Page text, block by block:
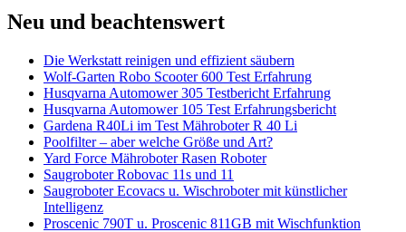
Neu und beachtenswert
Die Werkstatt reinigen und effizient säubern
Wolf-Garten Robo Scooter 600 Test Erfahrung
Husqvarna Automower 305 Testbericht Erfahrung
Husqvarna Automower 105 Test Erfahrungsbericht
Gardena R40Li im Test Mähroboter R 40 Li
Poolfilter – aber welche Größe und Art?
Yard Force Mähroboter Rasen Roboter
Saugroboter Robovac 11s und 11
Saugroboter Ecovacs u. Wischroboter mit künstlicher
Intelligenz
Proscenic 790T u. Proscenic 811GB mit Wischfunktion